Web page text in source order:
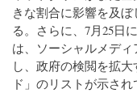
きな割合に影響を及
る。さらに、7月25日
は、ソーシャルメデ
し、政府の検閲を拡
ド」のリストが示され